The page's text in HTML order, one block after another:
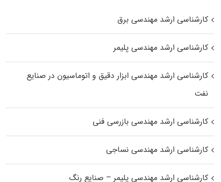
کارشناسی ارشد مهندسی برق
کارشناسی ارشد مهندسی پلیمر
کارشناسی ارشد مهندسی ابزار دقیق و اتوماسیون در صنایع
نفت
کارشناسی ارشد مهندسی بازرسی فنی
کارشناسی ارشد مهندسی نساجی
کارشناسی ارشد مهندسی پلیمر – صنایع رنگ